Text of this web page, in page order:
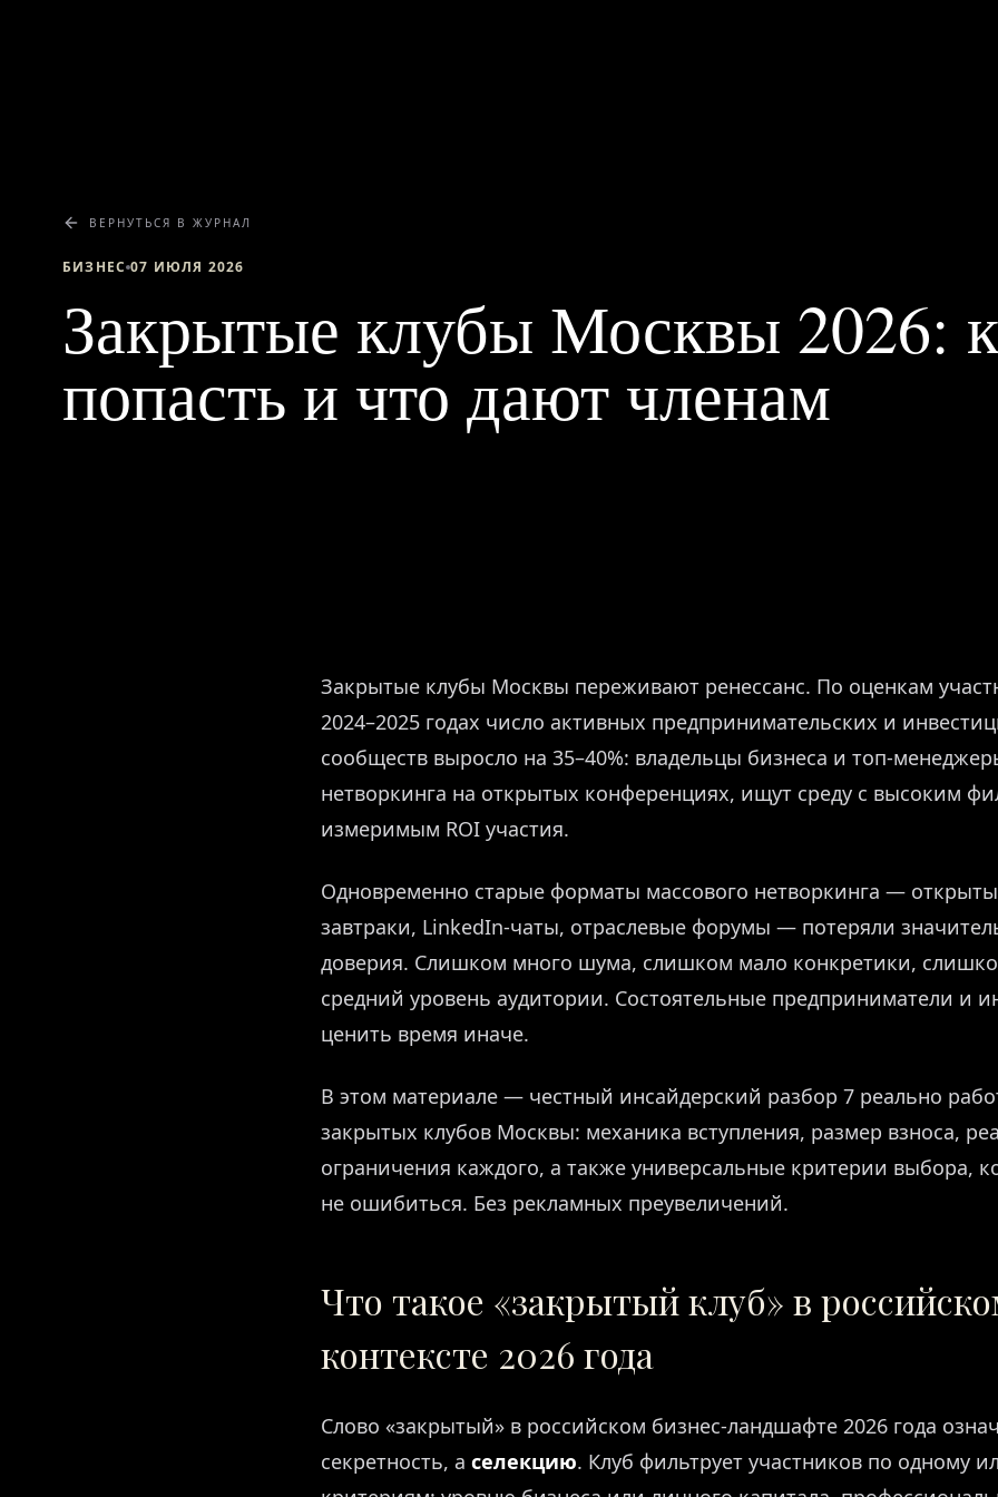
ВЕРНУТЬСЯ В ЖУРНАЛ
БИЗНЕС 07 ИЮЛЯ 2026
Закрытые клубы Москвы 2026:
попасть и что дают членам
Закрытые клубы Москвы переживают ренессанс. По оценкам
2024–2025 годах число активных предпринимательских и
сообществ выросло на 35–40%: владельцы бизнеса и топ-
нетворкинга на открытых конференциях, ищут среду с высоким
измеримым ROI участия.
Одновременно старые форматы массового нетворкинга —
завтраки, LinkedIn-чаты, отраслевые форумы — потеряли
доверия. Слишком много шума, слишком мало конкретики,
средний уровень аудитории. Состоятельные предприниматели и
ценить время иначе.
В этом материале — честный инсайдерский разбор 7 реально
закрытых клубов Москвы: механика вступления, размер взноса,
ограничения каждого, а также универсальные критерии выбора,
не ошибиться. Без рекламных преувеличений.
Что такое «закрытый клуб» в
контексте 2026 года
Слово «закрытый» в российском бизнес-ландшафте 2026 года
секретность, а селекцию. Клуб фильтрует участников по одному